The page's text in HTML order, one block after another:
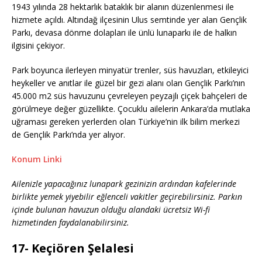
1943 yılında 28 hektarlık bataklık bir alanın düzenlenmesi ile
hizmete açıldı. Altındağ ilçesinin Ulus semtinde yer alan Gençlik
Parkı, devasa dönme dolapları ile ünlü lunaparkı ile de halkın
ilgisini çekiyor.
Park boyunca ilerleyen minyatür trenler, süs havuzları, etkileyici
heykeller ve anıtlar ile güzel bir gezi alanı olan Gençlik Parkı’nın
45.000 m2 süs havuzunu çevreleyen peyzajlı çiçek bahçeleri de
görülmeye değer güzellikte. Çocuklu ailelerin Ankara’da mutlaka
uğraması gereken yerlerden olan Türkiye’nin ilk bilim merkezi
de Gençlik Parkı’nda yer alıyor.
Konum Linki
Ailenizle yapacağınız lunapark gezinizin ardından kafelerinde
birlikte yemek yiyebilir eğlenceli vakitler geçirebilirsiniz. Parkın
içinde bulunan havuzun olduğu alandaki ücretsiz Wi-fi
hizmetinden faydalanabilirsiniz.
17- Keçiören Şelalesi